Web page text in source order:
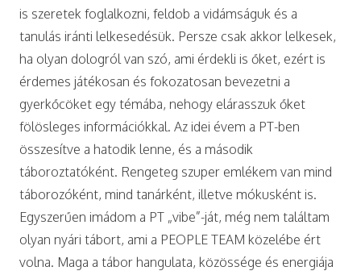
is szeretek foglalkozni, feldob a vidámságuk és a
tanulás iránti lelkesedésük. Persze csak akkor lelkesek,
ha olyan dologról van szó, ami érdekli is őket, ezért is
érdemes játékosan és fokozatosan bevezetni a
gyerkőcöket egy témába, nehogy elárasszuk őket
fölösleges információkkal. Az idei évem a PT-ben
összesítve a hatodik lenne, és a második
táboroztatóként. Rengeteg szuper emlékem van mind
táborozóként, mind tanárként, illetve mókusként is.
Egyszerűen imádom a PT „vibe”-ját, még nem találtam
olyan nyári tábort, ami a PEOPLE TEAM közelébe ért
volna. Maga a tábor hangulata, közössége és energiája